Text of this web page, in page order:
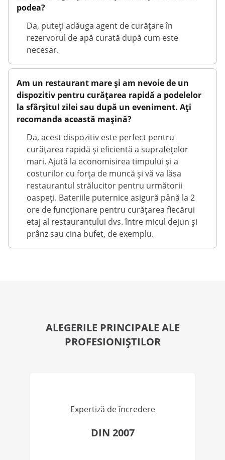
podea?
Da, puteți adăuga agent de curățare în
rezervorul de apă curată după cum este
necesar.
Am un restaurant mare și am nevoie de un
dispozitiv pentru curățarea rapidă a podelelor
la sfârșitul zilei sau după un eveniment. Ați
recomanda această mașină?
Da, acest dispozitiv este perfect pentru
curățarea rapidă și eficientă a suprafețelor
mari. Ajută la economisirea timpului și a
costurilor cu forța de muncă și vă va lăsa
restaurantul strălucitor pentru următorii
oaspeți. Bateriile puternice asigură până la 2
ore de funcționare pentru curățarea fiecărui
etaj al restaurantului dvs. între micul dejun și
prânz sau cina bufet, de exemplu.
ALEGERILE PRINCIPALE ALE
PROFESIONIȘTILOR
Expertiză de încredere
DIN 2007